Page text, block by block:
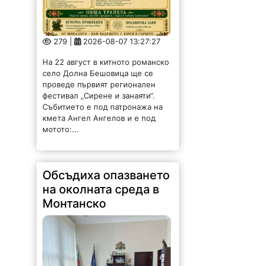
279 | 2026-08-07 13:27:27
На 22 август в китното романско
село Долна Бешовица ще се
проведе първият регионален
фестивал „Сирене и занаяти“.
Събитието е под патронажа на
кмета Ангел Ангелов и е под
мотото:...
Обсъдиха опазването
на околната среда в
Монтанско